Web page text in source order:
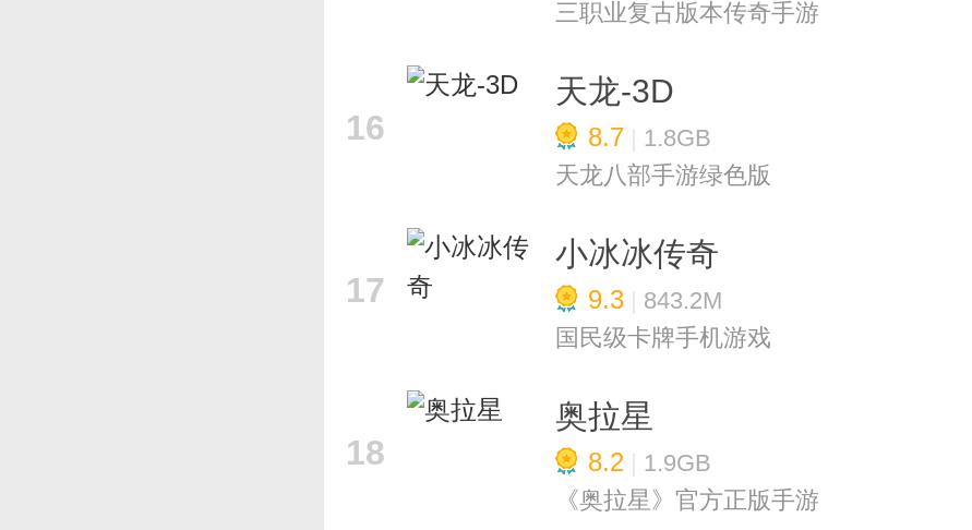
三职业复古版本传奇手游
16
天龙-3D
8.7 | 1.8GB
天龙八部手游绿色版
17
小冰冰传奇
9.3 | 843.2M
国民级卡牌手机游戏
18
奥拉星
8.2 | 1.9GB
《奥拉星》官方正版手游